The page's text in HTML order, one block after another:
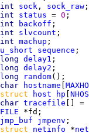
int sock , sock_raw
int status = 0
int backoff
int slvcount
int machup
u_short sequence
long delay1
long delay2
long random
char hostname
struct host hp
char tracefile [] =
FILE
jmp_buf jmpenv
struct netinfo *